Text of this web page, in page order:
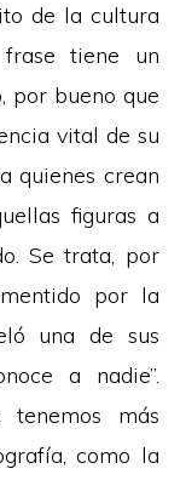
de la cultura
tiene un
por bueno que
vital de su
quienes crean
figuras a
Se trata, por
por la
una de sus
a nadie”.
más
como la